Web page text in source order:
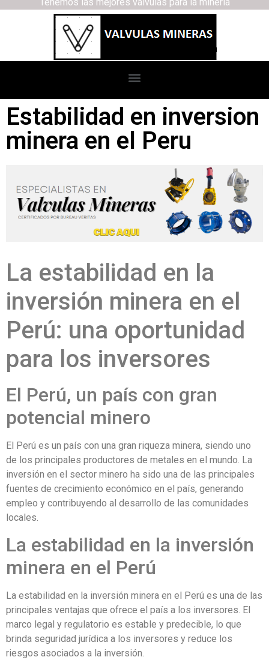
Estabilidad en inversion
minera en el Peru
La estabilidad en la
inversión minera en el
Perú: una oportunidad
para los inversores
El Perú, un país con gran
potencial minero
El Perú es un país con una gran riqueza minera, siendo uno
de los principales productores de metales en el mundo. La
inversión en el sector minero ha sido una de las principales
fuentes de crecimiento económico en el país, generando
empleo y contribuyendo al desarrollo de las comunidades
locales.
La estabilidad en la inversión
minera en el Perú
La estabilidad en la inversión minera en el Perú es una de las
principales ventajas que ofrece el país a los inversores. El
marco legal y regulatorio es estable y predecible, lo que
brinda seguridad jurídica a los inversores y reduce los
riesgos asociados a la inversión.